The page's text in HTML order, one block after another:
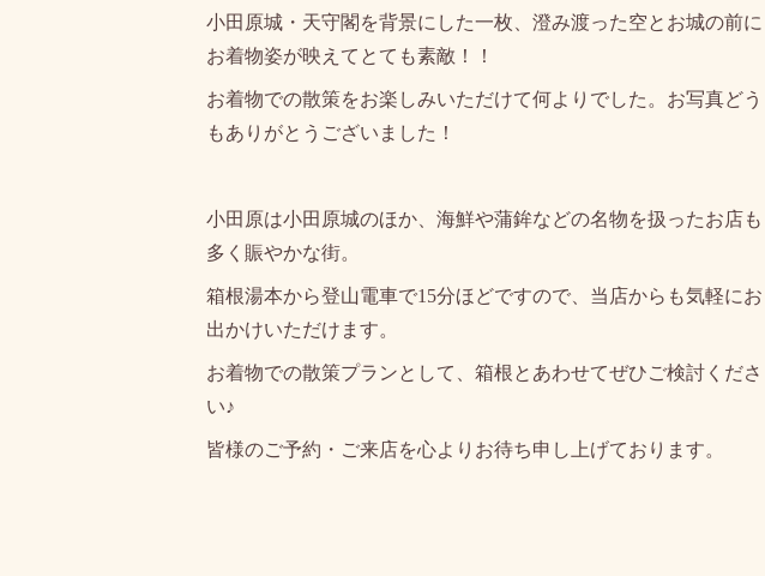
小田原城・天守閣を背景にした一枚、澄み渡った空とお城の前に
お着物姿が映えてとても素敵！！
お着物での散策をお楽しみいただけて何よりでした。お写真どう
もありがとうございました！
小田原は小田原城のほか、海鮮や蒲鉾などの名物を扱ったお店も
多く賑やかな街。
箱根湯本から登山電車で15分ほどですので、当店からも気軽にお
出かけいただけます。
お着物での散策プランとして、箱根とあわせてぜひご検討くださ
い♪
皆様のご予約・ご来店を心よりお待ち申し上げております。